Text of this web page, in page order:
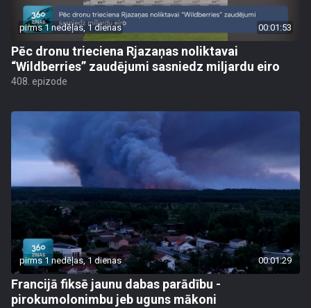
pirms 1 nedēļas, 1 dienas 00:01:53
Pēc dronu trieciena Rjazaņas noliktavai
“Wildberries” zaudējumi sasniedz miljardu eiro
408. epizode
pirms 1 nedēļas, 1 dienas 00:01:29
Francijā fiksē jaunu dabas parādību -
pirokumolonimbu jeb uguns mākoni